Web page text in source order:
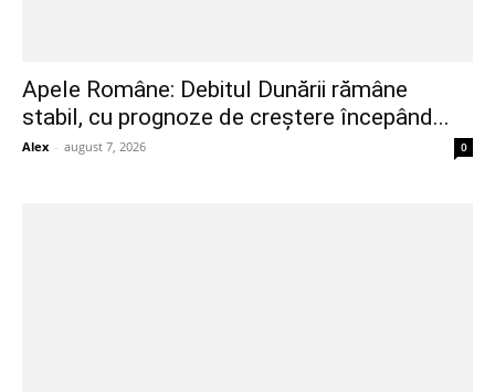
Apele Române: Debitul Dunării rămâne
stabil, cu prognoze de creștere începând...
Alex - august 7, 2026 0